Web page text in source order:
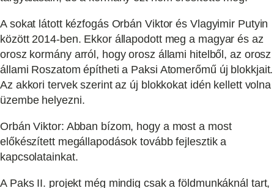
A sokat látott kézfogás Orbán Viktor és Vlagyimir Putyin
között 2014-ben. Ekkor állapodott meg a magyar és az
orosz kormány arról, hogy orosz állami hitelből, az orosz
állami Roszatom építheti a Paksi Atomerőmű új blokkjait.
Az akkori tervek szerint az új blokkokat idén kellett volna
üzembe helyezni.
Orbán Viktor: Abban bízom, hogy a most a most
előkészített megállapodások tovább fejlesztik a
kapcsolatainkat.
A Paks II. projekt még mindig csak a földmunkáknál tart,